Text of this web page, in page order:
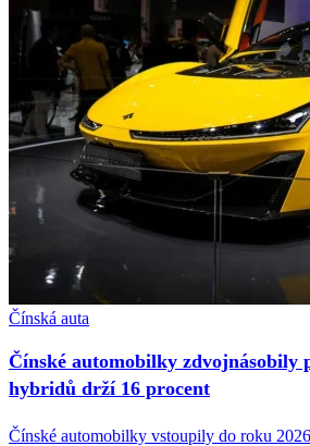
Čínská auta
Čínské automobilky zdvojnásobily
hybridů drží 16 procent
Čínské automobilky vstoupily do roku